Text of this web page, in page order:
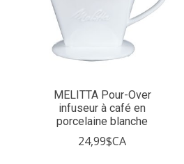
MELITTA Pour-Over
infuseur à café en
porcelaine blanche
24,99$CA